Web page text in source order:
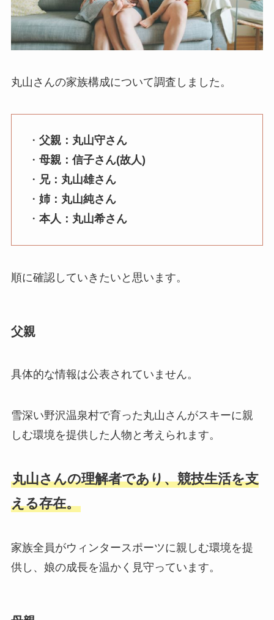
丸山さんの家族構成について調査しました。
・ 父親：丸山守さん
・ 母親：信子さん(故人)
・ 兄：丸山雄さん
・ 姉：丸山純さん
・ 本人：丸山希さん
順に確認していきたいと思います。
父親
具体的な情報は公表されていません。
雪深い野沢温泉村で育った丸山さんがスキーに親
しむ環境を提供した人物と考えられます。
丸山さんの理解者であり、競技生活を支
える存在。
家族全員がウィンタースポーツに親しむ環境を提
供し、娘の成長を温かく見守っています。